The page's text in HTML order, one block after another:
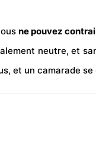
ne pouvez
neutre, et
et un camarade se